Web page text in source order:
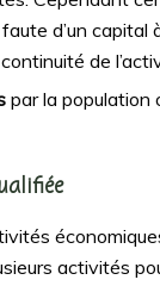
d’un
de
par la population
activités